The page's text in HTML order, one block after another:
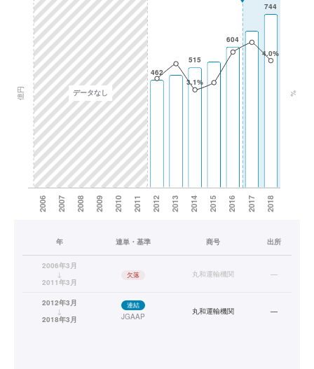
年 連単・基準 商号 出所
2006年3月
↓
2011年3月
欠落 丸和運輸機関 —
2012年3月
↓
2018年3月
連結
JGAAP
丸和運輸機関 —